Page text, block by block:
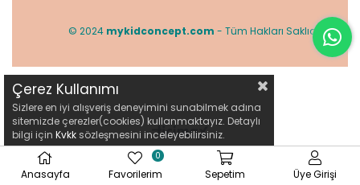
© 2024 mykidconcept.com - Tüm Hakları Saklıdır.
Çerez Kullanımı
Sizlere en iyi alışveriş deneyimini sunabilmek adına
sitemizde çerezler(cookies) kullanmaktayız. Detaylı
bilgi için Kvkk sözleşmesini inceleyebilirsiniz.
Anasayfa Favorilerim
0
Sepetim Üye Girişi